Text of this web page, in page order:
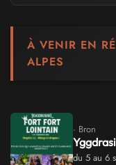
À VENIR EN
ALPES
· Bron
du 5 au 6